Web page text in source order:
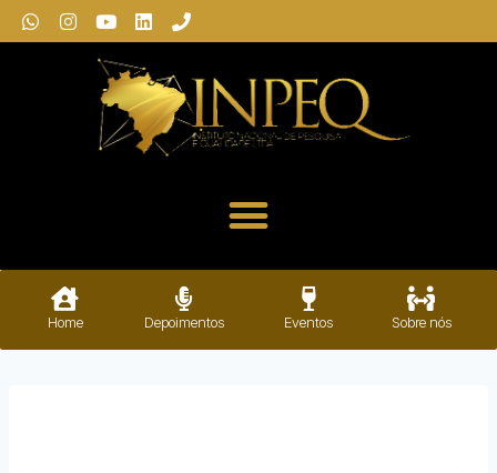
Home Depoimentos Eventos Sobre nós